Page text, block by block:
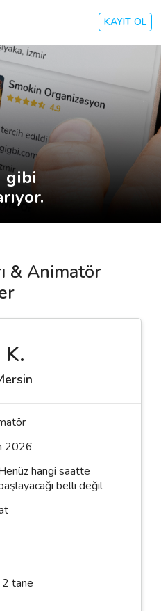
KAYIT OL
gibi
& Animatör
2026
hangi saatte
belli değil
2 tane